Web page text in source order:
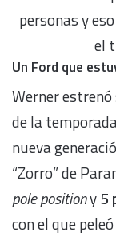
personas y
el
Un Ford que
Werner
de la
nueva
“Zorro” de
pole positiony5
con el que